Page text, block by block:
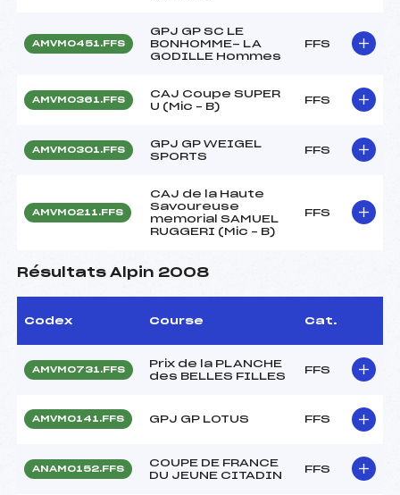
AMVM0451.FFS
GPJ GP SC LE
BONHOMME- LA
GODILLE Hommes
FFS
AMVM0361.FFS
CAJ Coupe SUPER
U (Mic – B)
FFS
AMVM0301.FFS
GPJ GP WEIGEL
SPORTS
FFS
AMVM0211.FFS
CAJ de la Haute
Savoureuse
memorial SAMUEL
RUGGERI (Mic – B)
FFS
Résultats Alpin 2008
Codex Course Cat.
AMVM0731.FFS
Prix de la PLANCHE
des BELLES FILLES
FFS
AMVM0141.FFS GPJ GP LOTUS FFS
ANAM0152.FFS
COUPE DE FRANCE
DU JEUNE CITADIN
FFS